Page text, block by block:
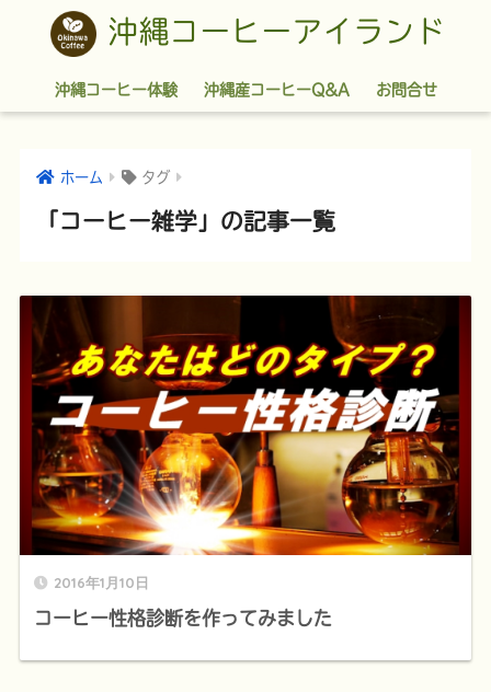
沖縄コーヒーアイランド
沖縄コーヒー体験 沖縄産コーヒーQ&A お問合せ
ホーム タグ
「コーヒー雑学」の記事一覧
2016年1月10日
コーヒー性格診断を作ってみました